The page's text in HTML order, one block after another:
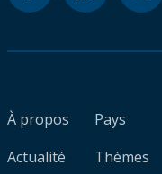
À propos
Actualité
Pays
Thèmes